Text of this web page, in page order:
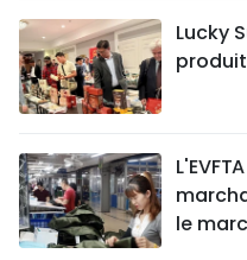
Lucky
le